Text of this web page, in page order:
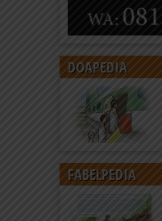
DOAPEDIA
FABELPEDIA